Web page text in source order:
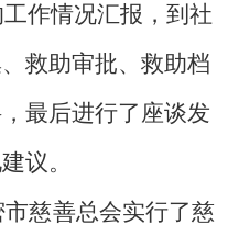
作情况汇报，到社
救助审批、救助档
最后进行了座谈发
议。
慈善总会实行了慈